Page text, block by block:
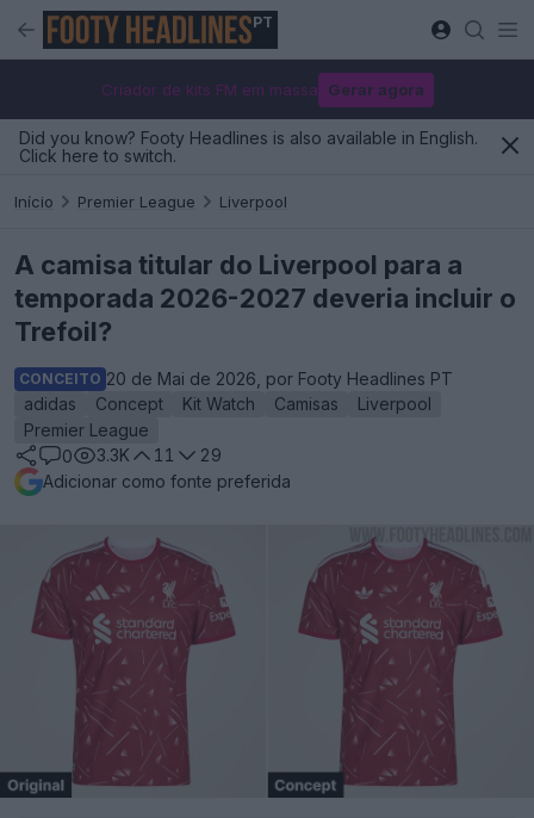
PT
Criador de kits FM em massa Gerar agora
Did you know? Footy Headlines is also available in English.
Click here to switch.
Início Premier League Liverpool
A camisa titular do Liverpool para a
temporada 2026-2027 deveria incluir o
Trefoil?
CONCEITO 20 de Mai de 2026, por Footy Headlines PT
adidas
Concept Kit Watch Camisas
Liverpool
Premier League
0
3.3K 11
29
Adicionar como fonte preferida